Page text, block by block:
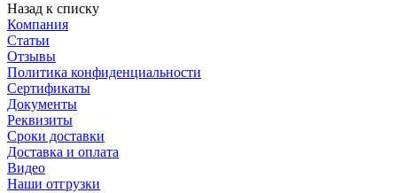
Назад к списку
Компания
Статьи
Отзывы
Политика конфиденциальности
Сертификаты
Документы
Реквизиты
Сроки доставки
Доставка и оплата
Видео
Наши отгрузки